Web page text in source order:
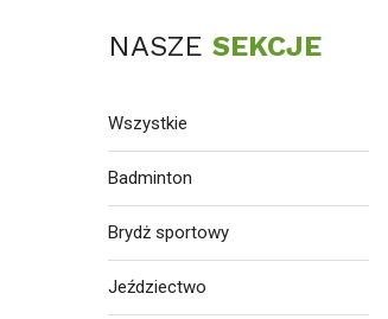
NASZESEKCJE
Wszystkie
Badminton
Brydż sportowy
Jeździectwo